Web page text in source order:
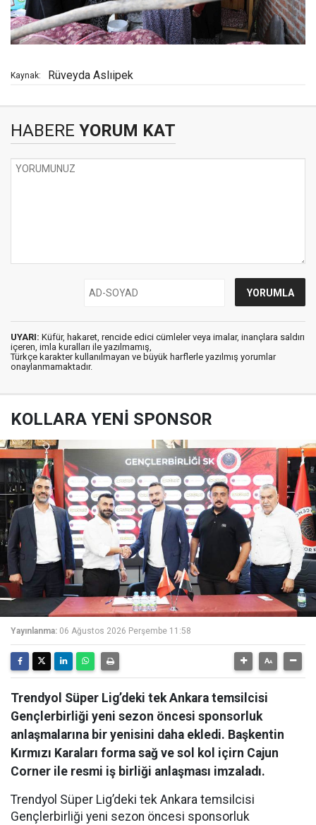
Kaynak: Rüveyda Aslıipek
HABERE YORUM KAT
UYARI: Küfür, hakaret, rencide edici cümleler veya imalar, inançlara saldırı
içeren, imla kuralları ile yazılmamış,
Türkçe karakter kullanılmayan ve büyük harflerle yazılmış yorumlar
onaylanmamaktadır.
KOLLARA YENİ SPONSOR
Yayınlanma: 06 Ağustos 2026 Perşembe 11:58
Trendyol Süper Lig’deki tek Ankara temsilcisi
Gençlerbirliği yeni sezon öncesi sponsorluk
anlaşmalarına bir yenisini daha ekledi. Başkentin
Kırmızı Karaları forma sağ ve sol kol içirn Cajun
Corner ile resmi iş birliği anlaşması imzaladı.
Trendyol Süper Lig’deki tek Ankara temsilcisi
Gençlerbirliği yeni sezon öncesi sponsorluk